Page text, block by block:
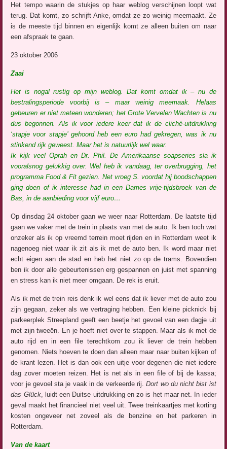
Het tempo waarin de stukjes op haar weblog verschijnen loopt wat
terug. Dat komt, zo schrijft Anke, omdat ze zo weinig meemaakt. Ze
is de meeste tijd binnen en eigenlijk komt ze alleen buiten om naar
een afspraak te gaan.
23 oktober 2006
Zaai
Het is nogal rustig op mijn weblog. Dat komt omdat ik – nu de
bestralingsperiode voorbij is – maar weinig meemaak. Helaas
gebeuren er niet meteen wonderen; het Grote Vervelen Wachten is nu
dus begonnen. Als ik voor iedere keer dat ik de cliché-uitdrukking
‘stapje voor stapje’ gehoord heb een euro had gekregen, was ik nu
stinkend rijk geweest. Maar het is natuurlijk wel waar.
Ik kijk veel Oprah en Dr. Phil. De Amerikaanse soapseries sla ik
vooralsnog gelukkig over. Wel heb ik vandaag, ter overbrugging, het
programma Food & Fit gezien. Net vroeg S. voordat hij boodschappen
ging doen of ik interesse had in eenDames vrije-tijdsbroek van de
Bas, in de aanbieding voor vijf euro…
Op dinsdag 24 oktober gaan we weer naar Rotterdam. De laatste tijd
gaan we vaker met de trein in plaats van met de auto. Ik ben toch wat
onzeker als ik op vreemd terrein moet rijden en in Rotterdam weet ik
nagenoeg niet waar ik zit als ik met de auto ben. Ik word maar niet
echt eigen aan de stad en heb het niet zo op de trams. Bovendien
ben ik door alle gebeurtenissen erg gespannen en juist met spanning
en stress kan ik niet meer omgaan. De rek is eruit.
Als ik met de trein reis denk ik wel eens dat ik liever met de auto zou
zijn gegaan, zeker als we vertraging hebben. Een kleine picknick bij
parkeerplek Streepland geeft een beetje het gevoel van een dagje uit
met zijn tweeën. En je hoeft niet over te stappen. Maar als ik met de
auto rijd en in een file terechtkom zou ik liever de trein hebben
genomen. Niets hoeven te doen dan alleen maar naar buiten kijken of
de krant lezen. Het is dan ook een uitje voor degenen die niet iedere
dag zover moeten reizen. Het is net als in een file of bij de kassa;
voor je gevoel sta je vaak in de verkeerde rij.Dort wo du nicht bist ist
das Glück, luidt een Duitse uitdrukking en zo is het maar net. In ieder
geval maakt het financieel niet veel uit. Twee treinkaartjes met korting
kosten ongeveer net zoveel als de benzine en het parkeren in
Rotterdam.
Van de kaart